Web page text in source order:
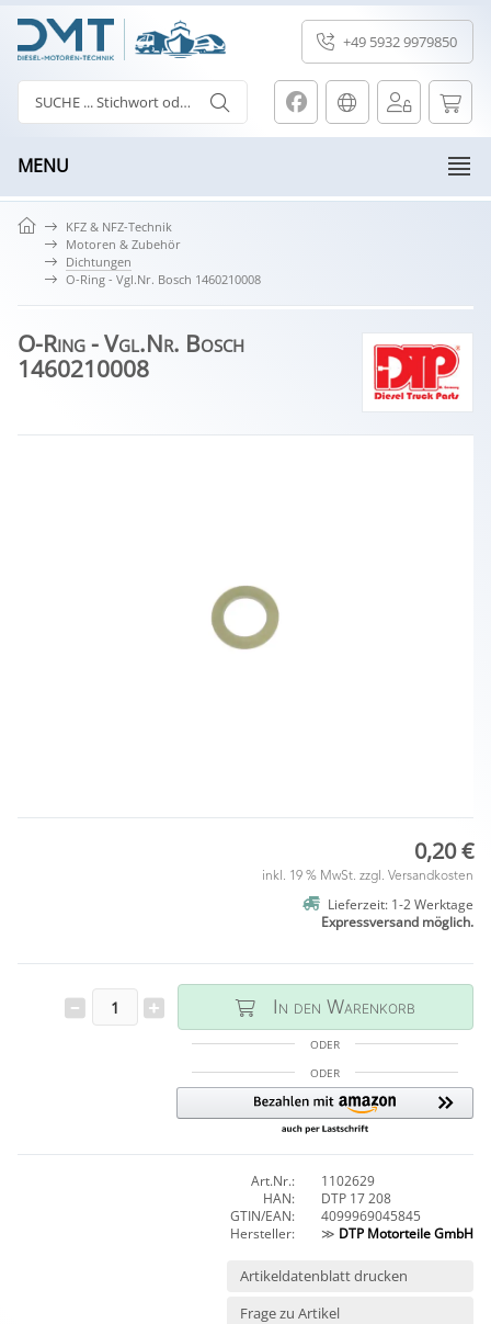
+49 5932 9979850
MENU
KFZ & NFZ-Technik
Motoren & Zubehör
Dichtungen
O-Ring - Vgl.Nr. Bosch 1460210008
O-Ring - Vgl.Nr. Bosch
1460210008
0,20 €
inkl. 19 % MwSt. zzgl. Versandkosten
Lieferzeit: 1-2 Werktage
Expressversand möglich.
In den Warenkorb
ODER
ODER
Art.Nr.:
1102629
HAN:
DTP 17 208
GTIN/EAN:
4099969045845
Hersteller:
≫ DTP Motorteile GmbH
Artikeldatenblatt drucken
Frage zu Artikel